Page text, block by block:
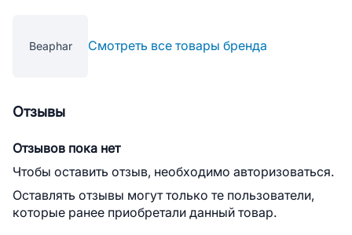
Beaphar Смотреть все товары бренда
Отзывы
Отзывов пока нет
Чтобы оставить отзыв, необходимо авторизоваться.
Оставлять отзывы могут только те пользователи,
которые ранее приобретали данный товар.